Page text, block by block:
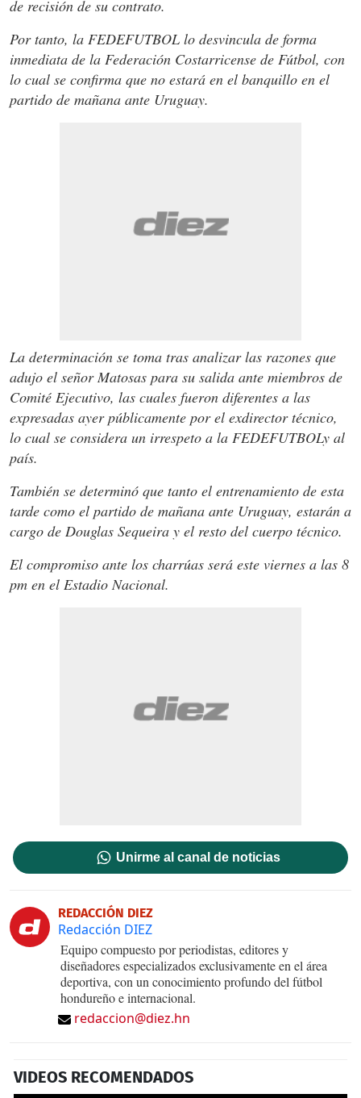
de recisión de su contrato.
Por tanto, la FEDEFUTBOL lo desvincula de forma
inmediata de la Federación Costarricense de Fútbol, con
lo cual se confirma que no estará en el banquillo en el
partido de mañana ante Uruguay.
La determinación se toma tras analizar las razones que
adujo el señor Matosas para su salida ante miembros de
Comité Ejecutivo, las cuales fueron diferentes a las
expresadas ayer públicamente por el exdirector técnico,
lo cual se considera un irrespeto a la FEDEFUTBOLy al
país.
También se determinó que tanto el entrenamiento de esta
tarde como el partido de mañana ante Uruguay, estarán a
cargo de Douglas Sequeira y el resto del cuerpo técnico.
El compromiso ante los charrúas será este viernes a las 8
pm en el Estadio Nacional.
Unirme al canal de noticias
REDACCIÓN DIEZ
Redacción DIEZ
Equipo compuesto por periodistas, editores y
diseñadores especializados exclusivamente en el área
deportiva, con un conocimiento profundo del fútbol
hondureño e internacional.
redaccion@diez.hn
VIDEOS RECOMENDADOS